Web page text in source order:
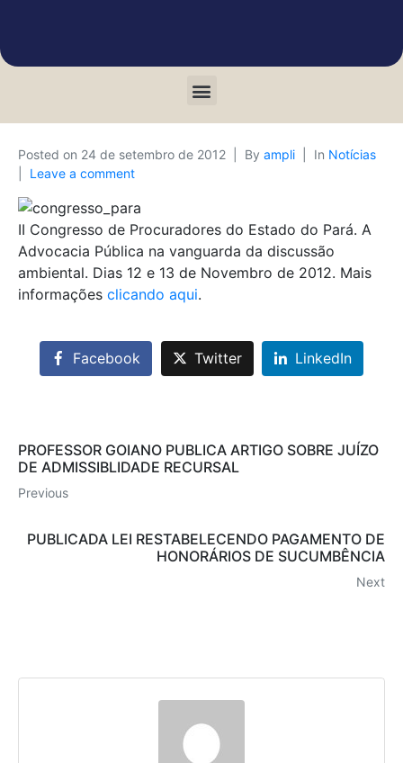
Posted on 24 de setembro de 2012 By ampli In Notícias
Leave a comment
II Congresso de Procuradores do Estado do Pará. A
Advocacia Pública na vanguarda da discussão
ambiental. Dias 12 e 13 de Novembro de 2012. Mais
informações clicando aqui.
Facebook Twitter LinkedIn
PROFESSOR GOIANO PUBLICA ARTIGO SOBRE JUÍZO
DE ADMISSIBLIDADE RECURSAL
Previous
PUBLICADA LEI RESTABELECENDO PAGAMENTO DE
HONORÁRIOS DE SUCUMBÊNCIA
Next